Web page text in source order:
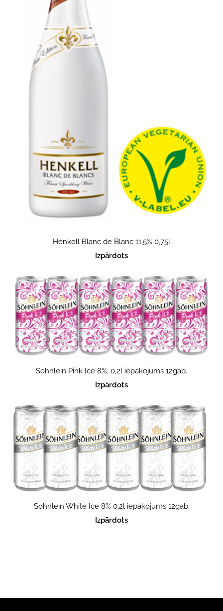
Henkell Blanc de Blanc 11,5% 0,75l
Izpārdots
Sohnlein Pink Ice 8%, 0,2l iepakojums 12gab.
Izpārdots
Sohnlein White Ice 8% 0,2l iepakojums 12gab.
Izpārdots